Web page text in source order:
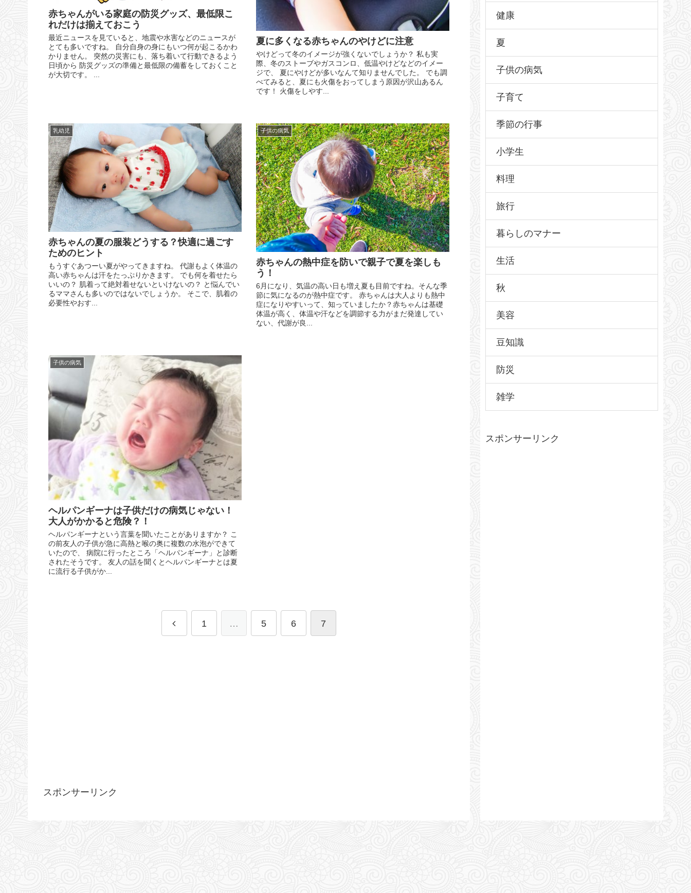
赤ちゃんがいる家庭の防災グッズ、最低限こ
れだけは揃えておこう
最近ニュースを見ていると、地震や水害などのニュースが
とても多いですね。 自分自身の身にもいつ何が起こるかわ
かりません。 突然の災害にも、落ち着いて行動できるよう
日頃から 防災グッズの準備と最低限の備蓄をしておくこと
が大切です。 ...
夏に多くなる赤ちゃんのやけどに注意
やけどって冬のイメージが強くないでしょうか？ 私も実
際、冬のストーブやガスコンロ、低温やけどなどのイメー
ジで、 夏にやけどが多いなんて知りませんでした。 でも調
べてみると、夏にも火傷をおってしまう原因が沢山あるん
です！ 火傷をしやす...
乳幼児
赤ちゃんの夏の服装どうする？快適に過ごす
ためのヒント
もうすぐあつーい夏がやってきますね。 代謝もよく体温の
高い赤ちゃんは汗をたっぷりかきます。 でも何を着せたら
いいの？ 肌着って絶対着せないといけないの？ と悩んでい
るママさんも多いのではないでしょうか。 そこで、肌着の
必要性やおす...
子供の病気
赤ちゃんの熱中症を防いで親子で夏を楽しも
う！
6月になり、気温の高い日も増え夏も目前ですね。そんな季
節に気になるのが熱中症です。 赤ちゃんは大人よりも熱中
症になりやすいって、知っていましたか？赤ちゃんは基礎
体温が高く、体温や汗などを調節する力がまだ発達してい
ない、代謝が良...
子供の病気
ヘルパンギーナは子供だけの病気じゃない！
大人がかかると危険？！
ヘルパンギーナという言葉を聞いたことがありますか？ こ
の前友人の子供が急に高熱と喉の奥に複数の水泡ができて
いたので、 病院に行ったところ「ヘルパンギーナ」と診断
されたそうです。 友人の話を聞くとヘルパンギーナとは夏
に流行る子供がか...
1 … 5 6 7
スポンサーリンク
健康
夏
子供の病気
子育て
季節の行事
小学生
料理
旅行
暮らしのマナー
生活
秋
美容
豆知識
防災
雑学
スポンサーリンク